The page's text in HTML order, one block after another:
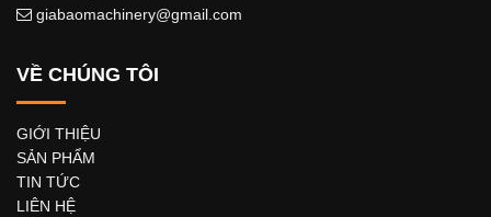
giabaomachinery@gmail.com
VỀ CHÚNG TÔI
GIỚI THIỆU
SẢN PHẨM
TIN TỨC
LIÊN HỆ